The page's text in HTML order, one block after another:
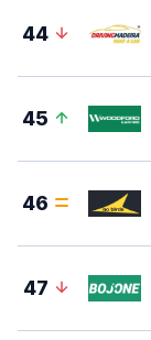
44
45
46
47